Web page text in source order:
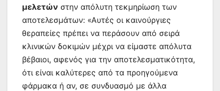
μελετών στην απόλυτη τεκμηρίωση των
αποτελεσμάτων: «Αυτές οι καινούργιες
θεραπείες πρέπει να περάσουν από σειρά
κλινικών δοκιμών μέχρι να είμαστε απόλυτα
βέβαιοι, αφενός για την αποτελεσματικότητα,
ότι είναι καλύτερες από τα προηγούμενα
φάρμακα ή αν, σε συνδυασμό με άλλα